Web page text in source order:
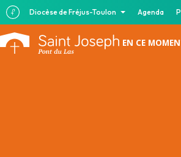
Diocèse de Fréjus-Toulon Agenda
EN CE